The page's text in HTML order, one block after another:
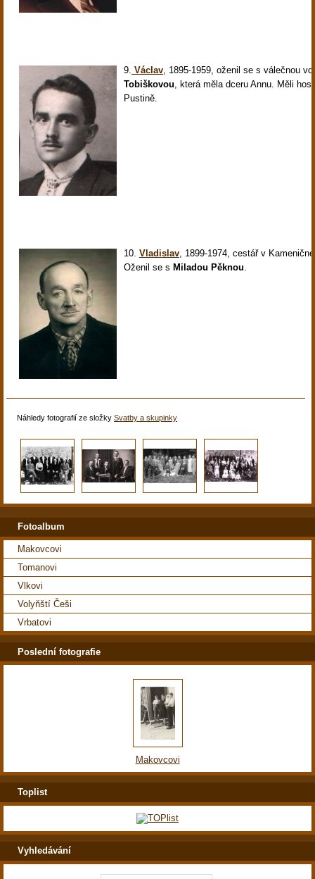
9. Václav, 1895-1959, oženil se s válečnou
Tobiškovou, která měla dceru Annu. Měli
Pustině.
10. Vladislav, 1899-1974, cestář v
Oženil se s Miladou Pěknou.
Náhledy fotografií ze složky Svatby a skupinky
Fotoalbum
Makovcovi
Tomanovi
Vlkovi
Volyňští Češi
Vrbatovi
Poslední fotografie
Makovcovi
Toplist
Vyhledávání